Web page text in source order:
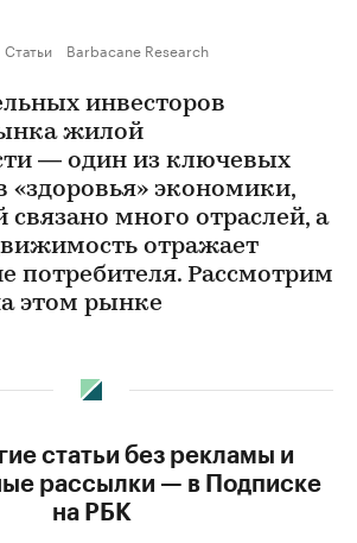
Статьи Barbacane Research
инвесторов
жилой
— один из ключевых
«здоровья» экономики,
связано много отраслей, а
отражает
потребителя. Рассмотрим
этом рынке
статьи без рекламы и
рассылки — в Подписке
на РБК